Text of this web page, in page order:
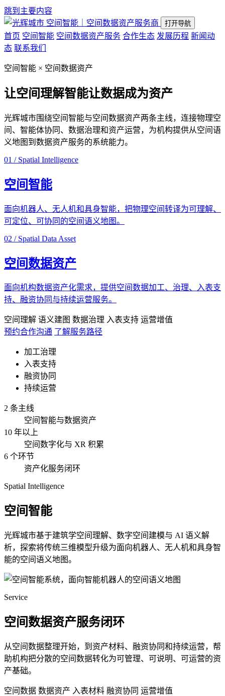
跳到主要内容
空间智能｜空间数据资产服务商
打开导航
首页 空间智能 空间数据资产服务 合作生态 发展历程 新闻动
态 联系我们
空间智能 × 空间数据资产
让空间理解智能让数据成为资产
光辉城市围绕空间智能与空间数据资产两条主线，连接物理空
间、智能体协同、数据治理和资产运营，为机构提供从空间语
义地图到数据资产服务的系统能力。
01 / Spatial Intelligence
空间智能
面向机器人、无人机和具身智能，把物理空间转译为可理解、
可定位、可协同的空间语义地图。
02 / Spatial Data Asset
空间数据资产
面向机构数据资产化需求，提供空间数据加工、治理、入表支
持、融资协同与持续运营服务。
空间理解 语义建图 数据治理 入表支持 运营增值
预约合作沟通 了解服务路径
加工治理
入表支持
融资协同
持续运营
2 条主线
空间智能与数据资产
10 年以上
空间数字化与 XR 积累
6 个环节
资产化服务闭环
Spatial Intelligence
空间智能
光辉城市基于建筑学空间理解、数字空间建模与 AI 语义解
析，探索将传统三维模型升级为面向机器人、无人机和具身智
能的空间语义地图。
Service
空间数据资产服务闭环
从空间数据整理开始，到资产材料、融资协同和持续运营，帮
助机构把分散的空间数据转化为可管理、可说明、可运营的资
产基础。
空间数据 数据资产 入表材料 融资协同 运营增值